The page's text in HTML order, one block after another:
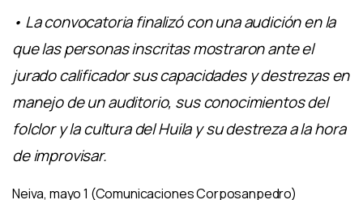
• La convocatoria finalizó con una audición en la
que las personas inscritas mostraron ante el
jurado calificador sus capacidades y destrezas en
manejo de un auditorio, sus conocimientos del
folclor y la cultura del Huila y su destreza a la hora
de improvisar.
Neiva, mayo 1 (Comunicaciones Corposanpedro)